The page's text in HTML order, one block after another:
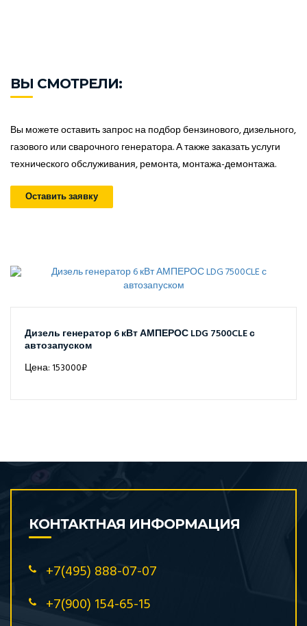
ВЫ СМОТРЕЛИ:
Вы можете оставить запрос на подбор бензинового, дизельного,
газового или сварочного генератора. А также заказать услуги
технического обслуживания, ремонта, монтажа-демонтажа.
Оставить заявку
Дизель генератор 6 кВт АМПЕРОС LDG 7500CLE с
автозапуском
Цена: 153000₽
КОНТАКТНАЯ ИНФОРМАЦИЯ
+7(495) 888-07-07
+7(900) 154-65-15